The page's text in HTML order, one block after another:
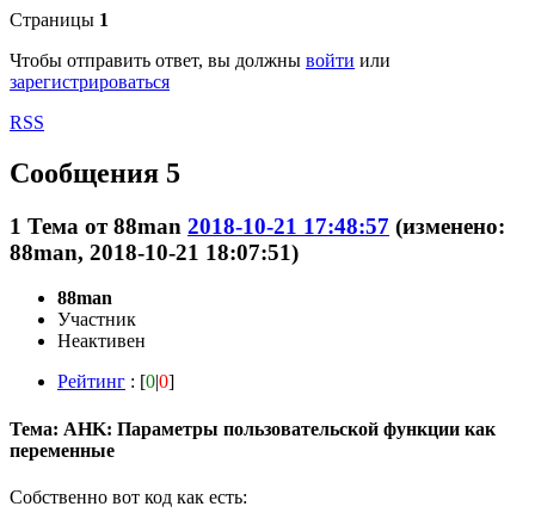
Страницы 1
Чтобы отправить ответ, вы должны войти или
зарегистрироваться
RSS
Сообщения 5
1 Тема от88man 2018-10-21 17:48:57 (изменено:
88man, 2018-10-21 18:07:51)
88man
Участник
Неактивен
Рейтинг : [0|0]
Тема: AHK: Параметры пользовательской функции как
переменные
Собственно вот код как есть: